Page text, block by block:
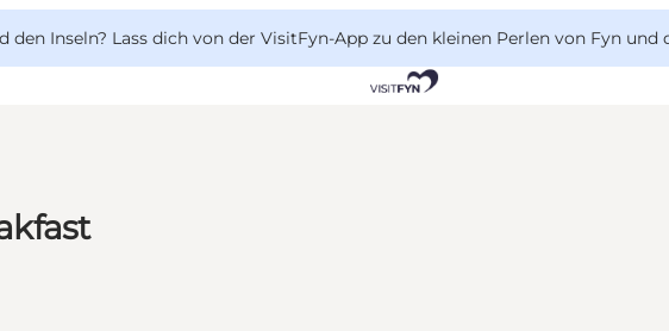
Inseln? Lass dich von der VisitFyn-App zu den kleinen Perlen von Fyn und